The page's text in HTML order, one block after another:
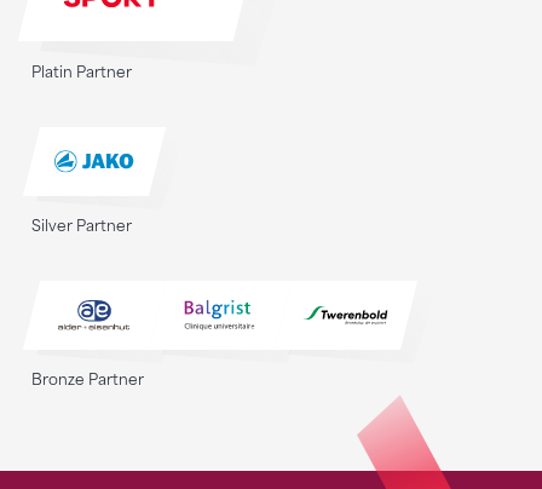
Platin Partner
Silver Partner
Bronze Partner